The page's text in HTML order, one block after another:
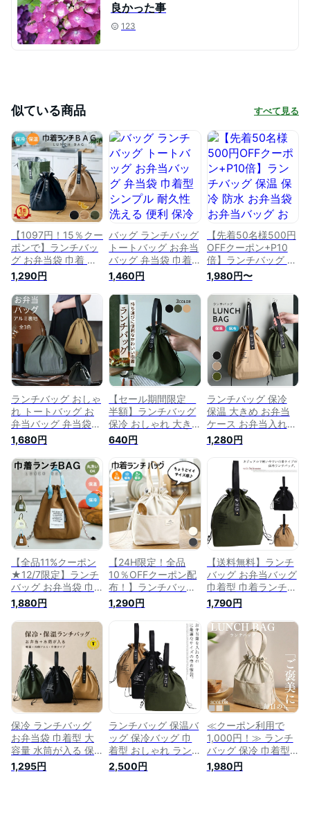
良かった事
123
似ている商品 すべて見る
【1097円！15％クー
ポンで】ランチバッ
グ お弁当袋 巾着 保
冷 保温 バッグ 巾着
バッグ 巾着 お弁当
バッグ 軽量 洗える
手提げバッグ 学校
軽量 大容量 新生活
新学期 運動会 ミニ
トート スクエア か
わいい 中学生 高校
生 大学生 水筒が入
る アウトドア[郵
1]^bm1208^
1,290円
バッグ ランチバッグ
トートバッグ お弁当
バッグ 弁当袋 巾着
型 シンプル 耐久性
洗える 便利 保冷 保
温 アウトドア 手提
げバッグ 大きめ 大
容量 水筒が入る お
弁当袋 お弁当箱 新
生活 新学期 運動会
スクエア 丈夫 おし
ゃれ 大きい 中学生
高校生 大学生 サラ
リーマン
1,460円
【先着50名様500円
OFFクーポン+P10
倍】ランチバッグ 保
温 保冷 防水 お弁当
袋 お弁当バッグ お
しゃれ 巾着型 厚手
保温 保冷 新学期 通
勤アイテム 洗える
バッグ 軽量 手提げ
バッグ 大きめ 大容
量 水筒が入る 運動
会 かわいい 中学生
高校生 大学生 サラ
リーマン
1,980円〜
ランチバッグ おしゃ
れ トートバッグ お
弁当バッグ 弁当袋
巾着型 ポケット付き
可愛い お弁当袋 シ
ンプル 洗える 便利
保冷 保温 アウトド
ア 幅広持ち手 おし
ゃれ 大きめ 大容量
水筒が入る 新生活
新学期 運動会 スク
エア 大きい 中学生
高校生 大学生 サラ
リーマン ギフト
1,680円
【セール期間限定
半額】ランチバッグ
保冷 おしゃれ 大き
め 大容量 保温 保冷
バッグ お弁当バッグ
マチ 広い 保温バッ
グ 巾着 型 お弁当袋
かわいい シンプル
コンパクト 水筒 も
入る 手提げ バッグ
お弁当箱 新生活 新
学期 運動会 小学生
中学生 高校生 大学
生 OL ギフト
640円
ランチバッグ 保冷
保温 大きめ お弁当
ケース お弁当入れ
お弁当袋 洗える 大
容量 アルミ素材 バ
ッグ 水筒が入る 巾
着 かわいい 軽量 水
筒 アウトドア キャ
ンプ レジャー ピク
ニック 手提げ 新生
活 新学期 丈夫 巾着
袋
1,280円
【全品11%クーポン
★12/7限定】ランチ
バッグ お弁当袋 巾
着 保冷 保温 防水 弁
当袋 お弁当 ケース
お弁当入れ 巾着バッ
グ 洗える 大容量 ア
ルミ素材 バッグ 手
提げバッグ ミニトー
ト トートバッグ レ
ジャー ピクニック
大きめ 新生活 新学
期[郵3]bm1545^
1,880円
【24H限定！全品
10％OFFクーポン配
布！】ランチバッグ
保冷 保温 お弁当 ケ
ース お弁当入れ お
弁当袋 巾着 洗える
大容量 バッグ かわ
いい 軽量 水筒 アウ
トドア キャンプ レ
ジャー ピクニック
手提げ 新生活 新学
期 丈夫[郵3]
^bm1375^ sale セー
ル
1,290円
【送料無料】ランチ
バッグ お弁当バッグ
巾着型 巾着ランチバ
ッグ 保冷保温 手提
げバッグ 大容量 お
弁当袋 お弁当箱 巾
着袋 巾着バッグ 巾
着ポーチ 帆布 シン
プル 耐久性 洗える
便利 トートバッグ
アウトドア 新生活
新学期 運動会 遠足
ピクニック 男の子
女の子
1,790円
保冷 ランチバッグ
お弁当袋 巾着型 大
容量 水筒が入る 保
温 内側アルミ 持ち
手付き 軽量 洗える 3
1,295円
ランチバッグ 保温バ
ッグ 保冷バッグ 巾
着型 おしゃれ ラン
チトート ミニトート
バック お弁当バッグ
2,500円
≪クーポン利用で
1,000円！≫ ランチ
バッグ 保冷 巾着型
お弁当袋 おしゃれ
帆布 トートバッグ
1,980円